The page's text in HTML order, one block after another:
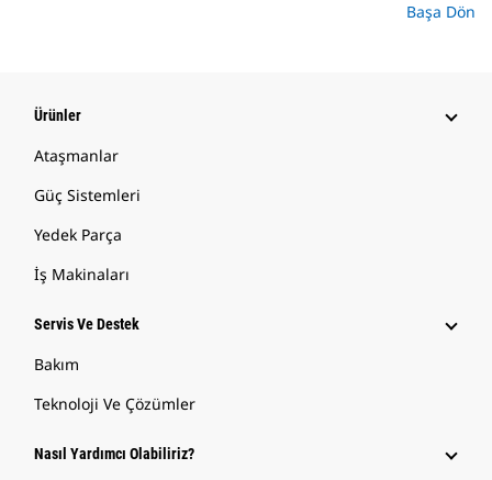
Başa Dön
Ürünler
Ataşmanlar
Güç Sistemleri
Yedek Parça
İş Makinaları
Servis Ve Destek
Bakım
Teknoloji Ve Çözümler
Nasıl Yardımcı Olabiliriz?